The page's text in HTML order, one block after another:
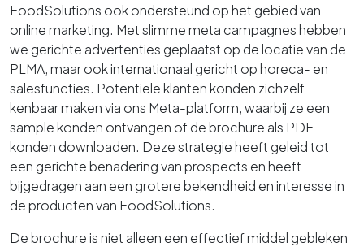
FoodSolutions ook ondersteund op het gebied van
online marketing. Met slimme meta campagnes hebben
we gerichte advertenties geplaatst op de locatie van de
PLMA, maar ook internationaal gericht op horeca- en
salesfuncties. Potentiële klanten konden zichzelf
kenbaar maken via ons Meta-platform, waarbij ze een
sample konden ontvangen of de brochure als PDF
konden downloaden. Deze strategie heeft geleid tot
een gerichte benadering van prospects en heeft
bijgedragen aan een grotere bekendheid en interesse in
de producten van FoodSolutions.
De brochure is niet alleen een effectief middel gebleken